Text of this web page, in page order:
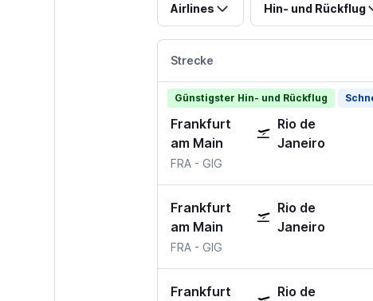
Airlines Hin- und Rückflug
Strecke
Günstigster Hin- und Rückflug
Frankfurt
am Main
Rio de
Janeiro
FRA Frankfurt am Main
- GIG
Frankfurt
am Main
Rio de
Janeiro
FRA Frankfurt am Main
- GIG
Frankfurt
Rio de